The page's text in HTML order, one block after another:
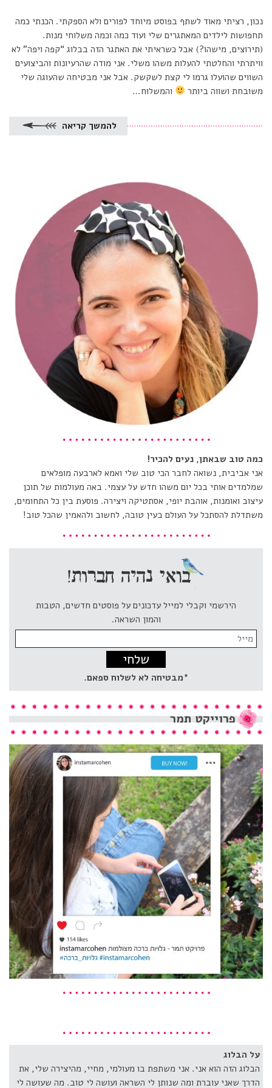
נכון, רציתי מאוד לשתף בפוסט מיוחד לפורים ולא הספקתי. הכנתי כמה
תחפושות לילדים המאתגרים שלי ועוד כמה וכמה משלוחי מנות.
(תירוצים, מישהו?) אבל כשראיתי את האתגר הזה בבלוג “קפה ויפה” לא
וויתרתי והחלטתי להעלות משהו משלי. אני מודה שהרעיונות והביצועים
השווים שהועלו גרמו לי קצת לשקשק. אבל אני מבטיחה שהעוגה שלי
משובחת ושווה ביותר
והמשלוח…
להמשך קריאה
כמה טוב שבאתן, נעים להכיר!
אני אביבית, נשואה לחבר הכי טוב שלי ואמא לארבעה מופלאים
שמלמדים אותי בכל יום משהו חדש על עצמי. באה מעולמות של תוכן
עיצוב ואומנות, אוהבת יופי, אסתטיקה ויצירה. פוסעת בין כל התחומים,
משתדלת להסתכל על העולם בעין טובה, לחשוב ולהאמין שהכל טוב!
הירשמי וקבלי למייל עדכונים על פוסטים חדשים, הטבות
והמון השראה.
Email
address:
*מבטיחה לא לשלוח ספאם.
פרוייקט תמר
על הבלוג
הבלוג הזה הוא אני. אני משתפת בו מעולמי, מחיי, מהיצירה שלי, את
הדרך שאני עוברת ומה שנותן לי השראה ועושה לי טוב. מה שעושה לי